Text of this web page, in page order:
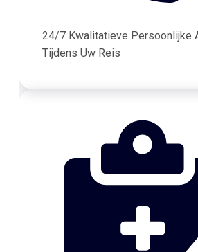
24/7 Kwalitatieve Persoonlijke
Tijdens Uw Reis